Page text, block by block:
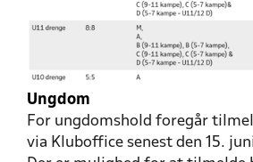
Ungdom
For ungdomshold foregår
via Kluboffice senest den 15.